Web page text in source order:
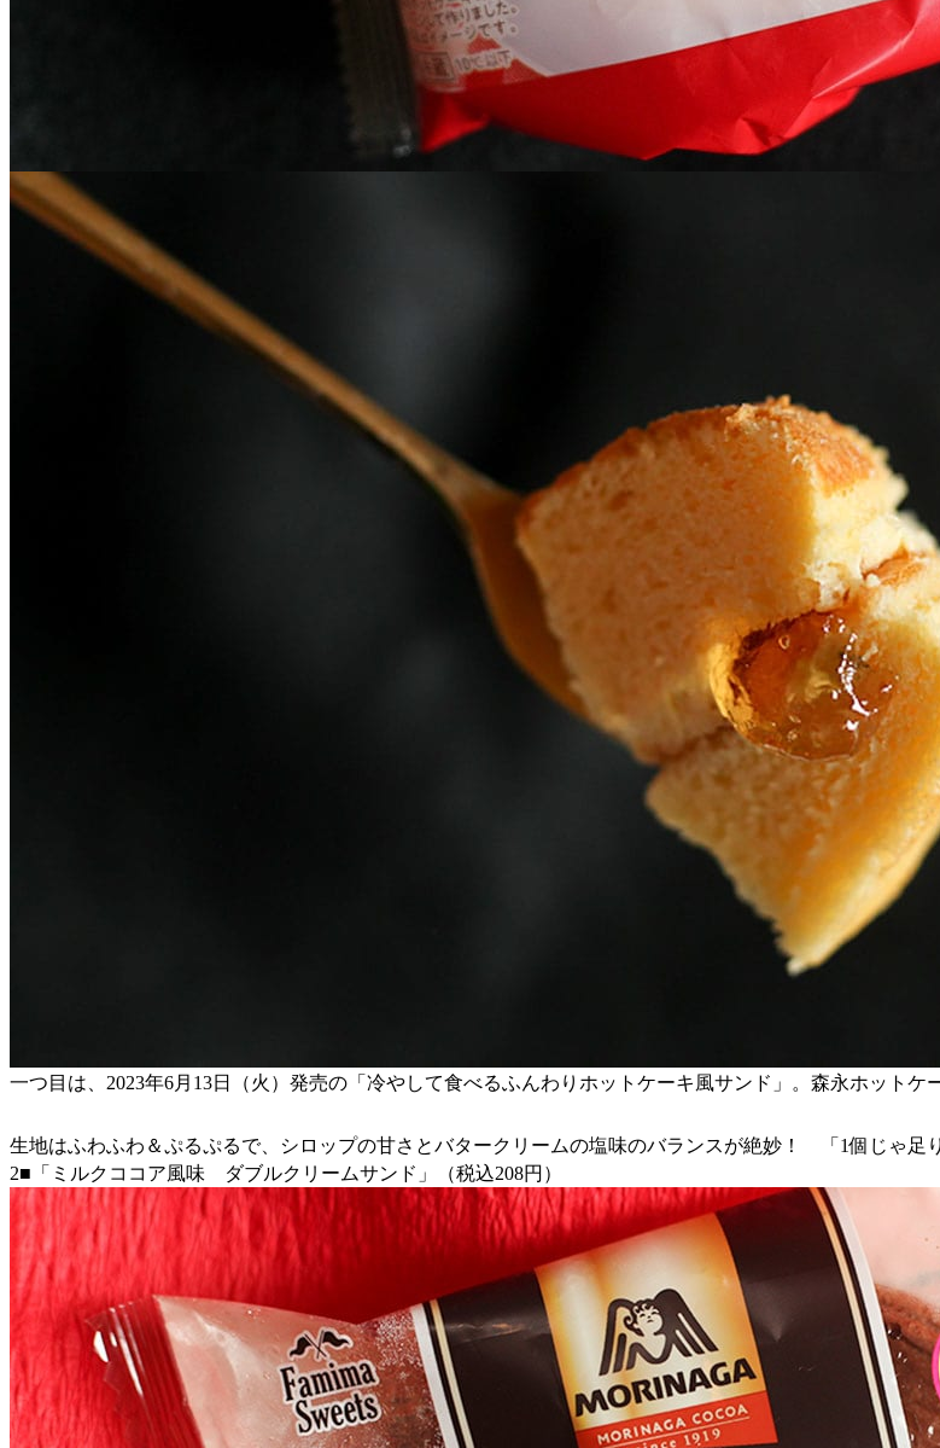
一つ目は、2023年6月13日（火）発売の「冷やして食べるふんわりホットケーキ風サンド」。森永ホットケ
生地はふわふわ＆ぷるぷるで、シロップの甘さとバタークリームの塩味のバランスが絶妙！ 「1個じゃ足
2■「ミルクココア風味 ダブルクリームサンド」（税込208円）